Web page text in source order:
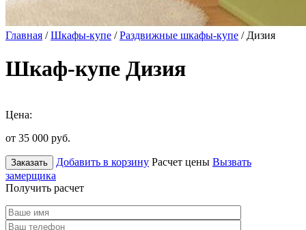
Главная /Шкафы-купе /Раздвижные шкафы-купе / Дизия
Шкаф-купе Дизия
Цена:
от 35 000 руб.
Заказать Добавить в корзину Расчет цены Вызвать
замерщика
Получить расчет